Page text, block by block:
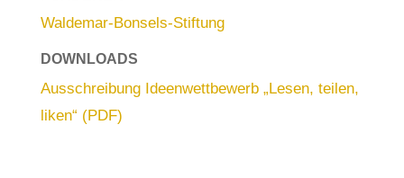
Waldemar-Bonsels-Stiftung
DOWNLOADS
Ausschreibung Ideenwettbewerb „Lesen, teilen,
liken“ (PDF)